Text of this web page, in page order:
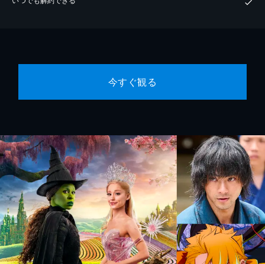
今すぐ観る